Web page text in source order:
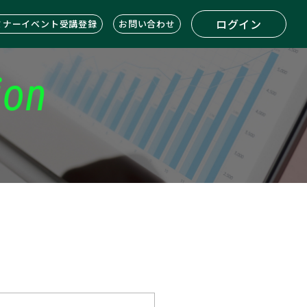
ナーイベント受講登録 お問い合わせ ログイン